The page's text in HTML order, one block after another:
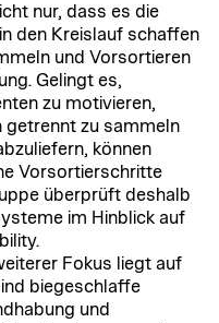
nur, dass es die
den Kreislauf schaffen
und Vorsortieren
Gelingt es,
zu motivieren,
getrennt zu sammeln
können
Vorsortierschritte
überprüft deshalb
im Hinblick auf
Fokus liegt auf
biegeschlaffe
und